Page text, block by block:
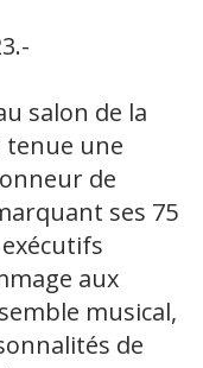
salon de la
tenue une
de
ses 75
aux
musical,
de